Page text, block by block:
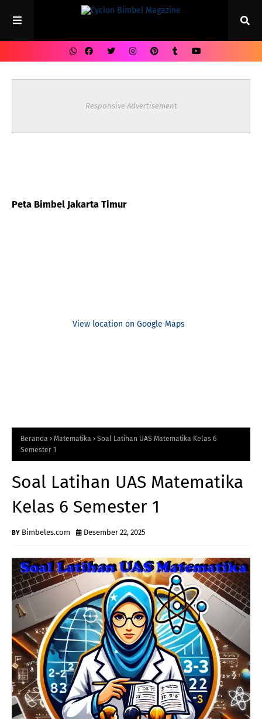
Responsive Advertisement
Peta Bimbel Jakarta Timur
View location on Google Maps
Beranda Matematika
Soal Latihan UAS Matematika Kelas 6
Semester 1
Soal Latihan UAS Matematika
Kelas 6 Semester 1
Bimbeles.com Desember 22, 2025